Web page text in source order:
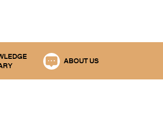
ABOUT US